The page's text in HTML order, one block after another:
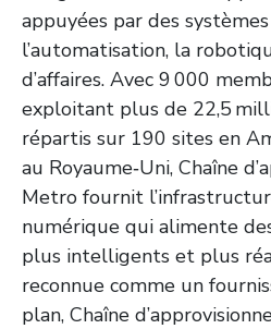
appuyées par des systèmes
l’automatisation, la
d’affaires. Avec 9 000
exploitant plus de 22,5
répartis sur 190 sites en
au Royaume‑Uni, Chaîne
Metro fournit
numérique qui alimente
plus intelligents et plus
reconnue comme un
plan, Chaîne